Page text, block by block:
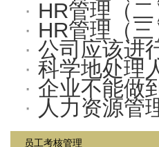
· HR管理（二
· HR管理（三
· 公司应该进
· 科学地处理
· 企业不能做
· 人力资源管
员工考核管理